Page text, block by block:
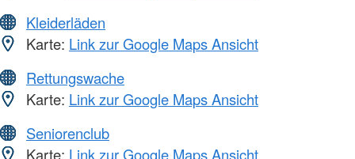
Kleiderläden
Karte: Link zur Google Maps Ansicht
Rettungswache
Karte: Link zur Google Maps Ansicht
Seniorenclub
Karte: Link zur Google Maps Ansicht